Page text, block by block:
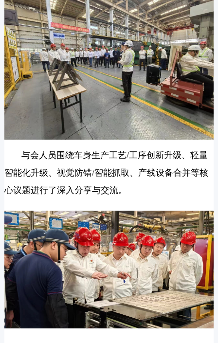
与会人员围绕车身生产工艺/工序创新升级、轻量
智能化升级、视觉防错/智能抓取、产线设备合并等核
心议题进行了深入分享与交流。